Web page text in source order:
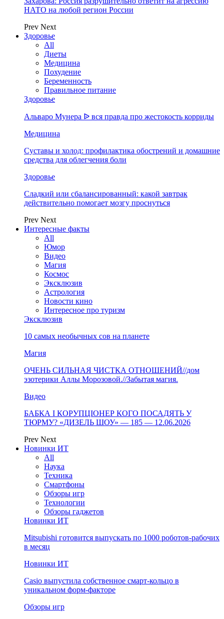
НАТО на любой регион России
Prev Next
Здоровье
All
Диеты
Медицина
Похудение
Беременность
Правильное питание
Здоровье
Альваро Мунера ᐉ вся правда про жестокость корриды
Медицина
Суставы и холод: профилактика обострений и домашние
средства для облегчения боли
Здоровье
Сладкий или сбалансированный: какой завтрак
действительно помогает мозгу проснуться
Prev Next
Интересные факты
All
Юмор
Видео
Магия
Космос
Эксклюзив
Астрология
Новости кино
Интересное про туризм
Эксклюзив
10 самых необычных сов на планете
Магия
ОЧЕНЬ СИЛЬНАЯ ЧИСТКА ОТНОШЕНИЙ//дом
эзотерики Аллы Морозовой.//Забытая магия.
Видео
БАБКА І КОРУПЦІОНЕР КОГО ПОСАДЯТЬ У
ТЮРМУ? «ДИЗЕЛЬ ШОУ» — 185 — 12.06.2026
Prev Next
Новинки ИТ
All
Наука
Техника
Смартфоны
Обзоры игр
Технологии
Обзоры гаджетов
Новинки ИТ
Mitsubishi готовится выпускать по 1000 роботов-рабочих
в месяц
Новинки ИТ
Casio выпустила собственное смарт-кольцо в
уникальном форм-факторе
Обзоры игр